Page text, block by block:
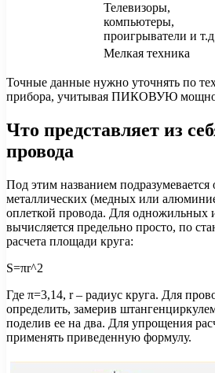
Телевизоры,
компьютеры,
проигрыватели и
Мелкая техника
Точные данные нужно уточнять по
прибора, учитывая ПИКОВУЮ
Что представляет из
провода
Под этим названием
металлических (медных или
оплеткой провода. Для одножильных
вычисляется предельно просто, по
расчета площади круга:
S=πr^2
Где π=3,14, r – радиус круга. Для
определить, замерив
поделив ее на два. Для упрощения
применять приведенную формулу.